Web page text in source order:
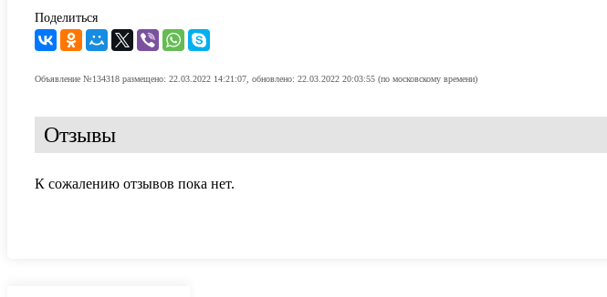
Поделиться
Объявление №134318 размещено: 22.03.2022 14:21:07, обновлено: 22.03.2022 20:03:55 (по московскому времени)
Отзывы
К сожалению отзывов пока нет.